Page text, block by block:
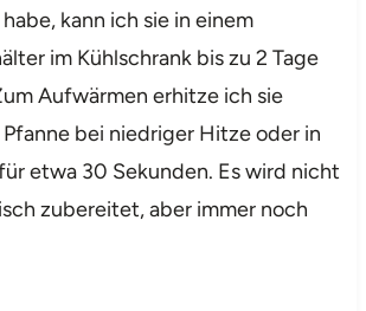
kann ich sie in einem
im Kühlschrank bis zu 2 Tage
Aufwärmen erhitze ich sie
bei niedriger Hitze oder in
etwa 30 Sekunden. Es wird nicht
zubereitet, aber immer noch